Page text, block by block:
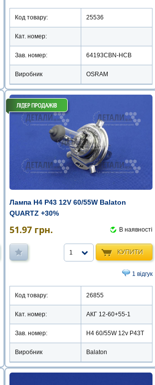
Код товару: 25536
Кат. номер:
Зав. номер: 64193CBN-HCB
Виробник OSRAM
Лампа Н4 Р43 12V 60/55W Balaton
QUARTZ +30%
51.97 грн. В наявності
КУПИТИ
1
1 відгук
Код товару: 26855
Кат. номер: АКГ 12-60+55-1
Зав. номер: Н4 60/55W 12v P43T
Виробник Balaton